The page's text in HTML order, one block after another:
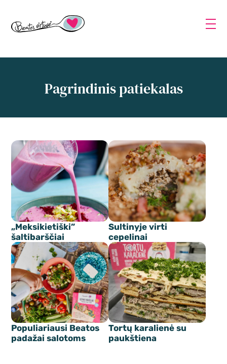
Pagrindinis patiekalas
„Meksikietiški”
šaltibarščiai
Sultinyje virti
cepelinai
Populiariausi Beatos
padažai salotoms
Tortų karalienė su
paukštiena